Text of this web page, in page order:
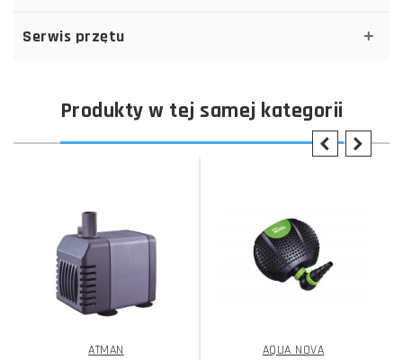
Serwis przętu
Produkty w tej samej kategorii
ATMAN AQUA NOVA